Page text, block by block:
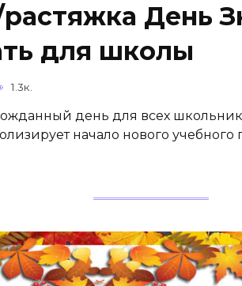
День
для школы
1.3к.
день для всех
начало нового учебного